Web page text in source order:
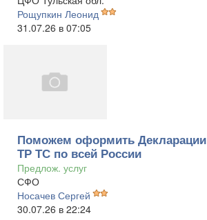
Рощупкин Леонид
31.07.26 в 07:05
Поможем оформить Декларации
ТР ТС по всей России
Предлож. услуг
СФО
Носачев Сергей
30.07.26 в 22:24